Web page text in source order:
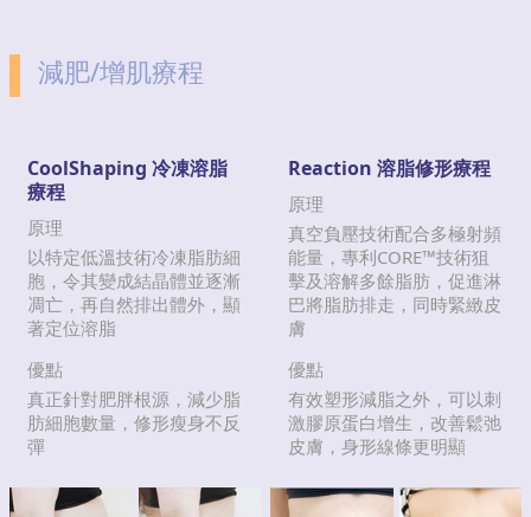
減肥/增肌療程
CoolShaping 冷凍溶脂
療程
原理
以特定低溫技術冷凍脂肪細
胞，令其變成結晶體並逐漸
凋亡，再自然排出體外，顯
著定位溶脂
優點
真正針對肥胖根源，減少脂
肪細胞數量，修形瘦身不反
彈
Reaction 溶脂修形療程
原理
真空負壓技術配合多極射頻
能量，專利CORE™技術狙
擊及溶解多餘脂肪，促進淋
巴將脂肪排走，同時緊緻皮
膚
優點
有效塑形減脂之外，可以刺
激膠原蛋白增生，改善鬆弛
皮膚，身形線條更明顯